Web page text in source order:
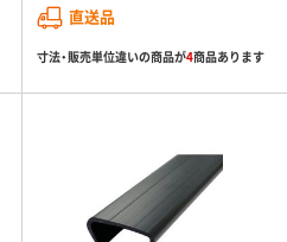
直送品
寸法・販売単位違いの商品が4商品あります